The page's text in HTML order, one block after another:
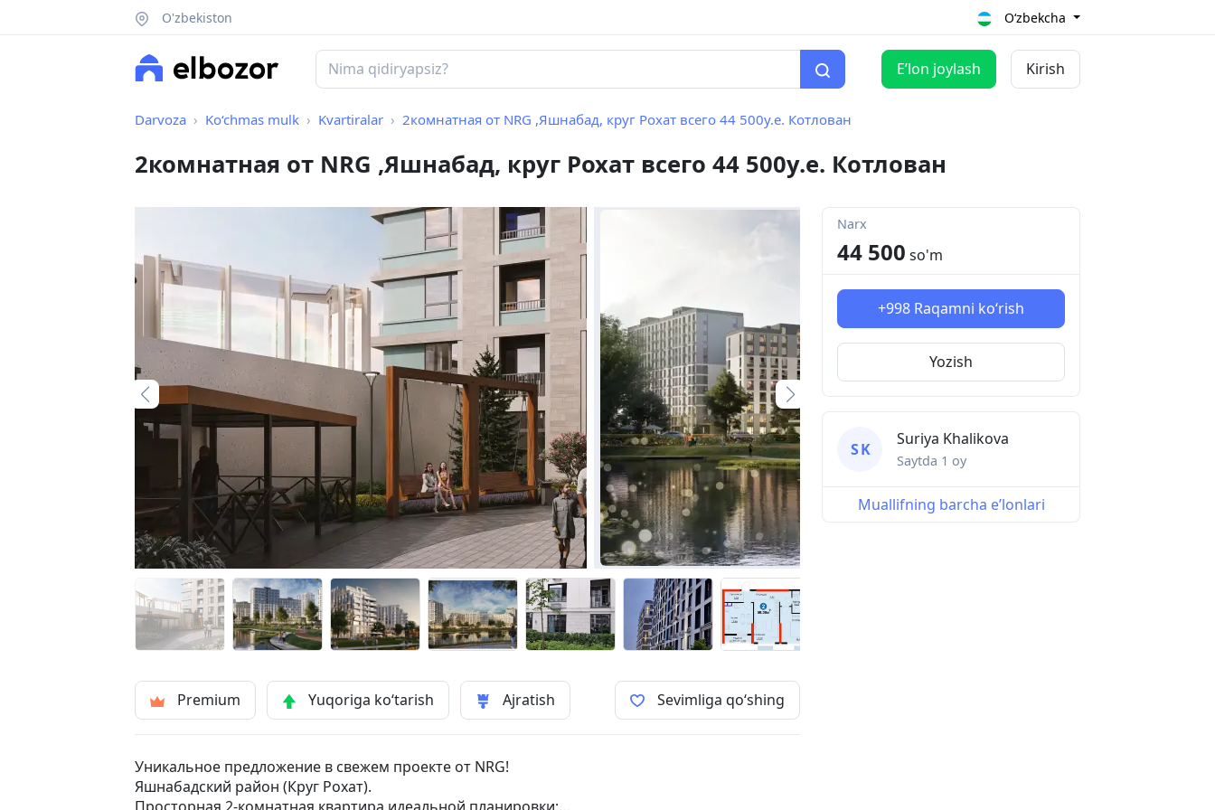
O'zbekiston O‘zbekcha
Eʼlon joylash Kirish
Darvoza Ko‘chmas mulk Kvartiralar 2комнатная от NRG ,Яшнабад, круг Рохат всего 44 500у.е. Котлован
2комнатная от NRG ,Яшнабад, круг Рохат всего 44 500у.е. Котлован
Premium Yuqoriga ko‘tarish Ajratish Sevimliga qo‘shing
Уникальное предложение в свежем проекте от NRG!
Яшнабадский район (Круг Рохат).
Narx
44 500 so'm
+998 Raqamni ko‘rish
Yozish
S K
Suriya Khalikova
Saytda 1 oy
Muallifning barcha eʼlonlari